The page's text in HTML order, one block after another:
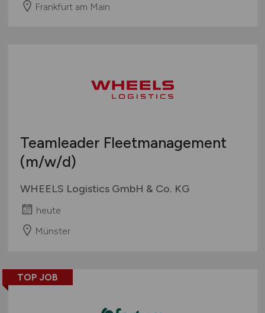
Frankfurt am Main
Teamleader Fleetmanagement
(m/w/d)
WHEELS Logistics GmbH & Co. KG
heute
Münster
TOP JOB